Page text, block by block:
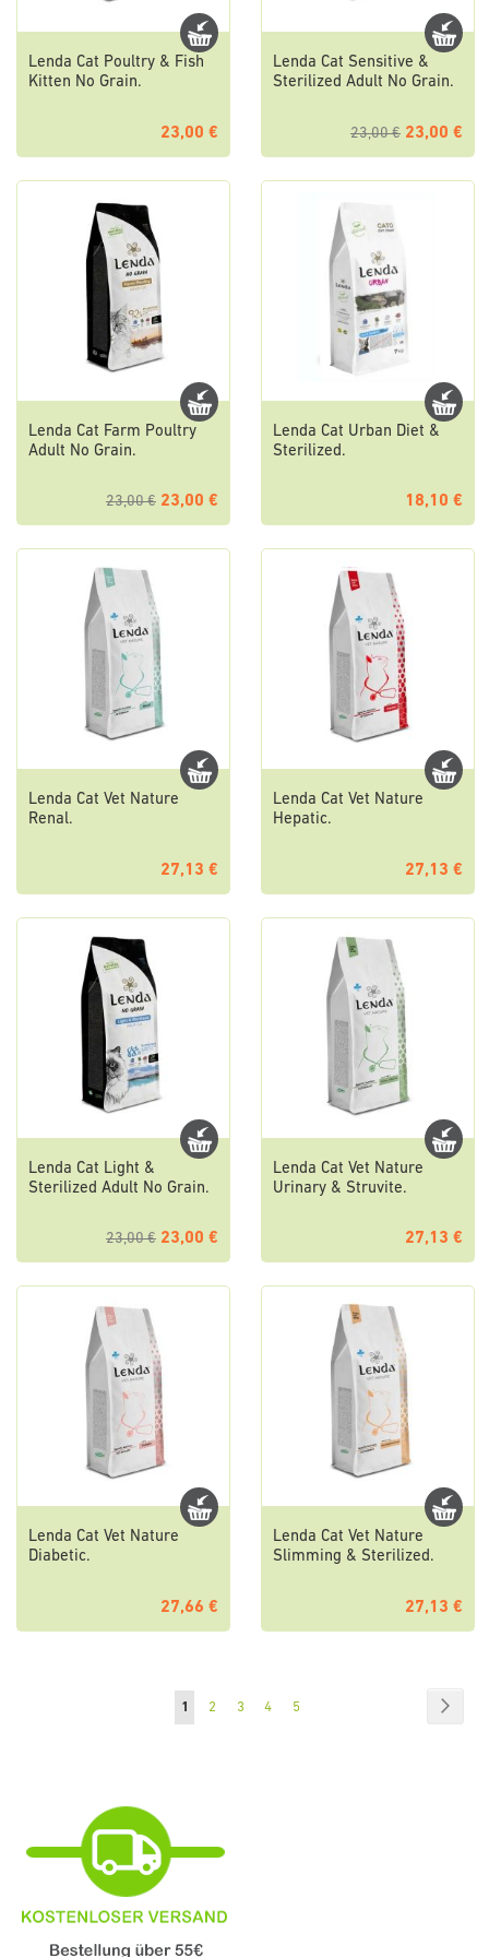
Lenda Cat Poultry & Fish
Kitten No Grain.
23,00 €
Lenda Cat Sensitive &
Sterilized Adult No Grain.
23,00 € 23,00 €
Lenda Cat Farm Poultry
Adult No Grain.
23,00 € 23,00 €
Lenda Cat Urban Diet &
Sterilized.
18,10 €
Lenda Cat Vet Nature
Renal.
27,13 €
Lenda Cat Vet Nature
Hepatic.
27,13 €
Lenda Cat Light &
Sterilized Adult No Grain.
23,00 € 23,00 €
Lenda Cat Vet Nature
Urinary & Struvite.
27,13 €
Lenda Cat Vet Nature
Diabetic.
27,66 €
Lenda Cat Vet Nature
Slimming & Sterilized.
27,13 €
Seite
Sie
1 Seite
2 Seite
3 Seite
4 Seite
5